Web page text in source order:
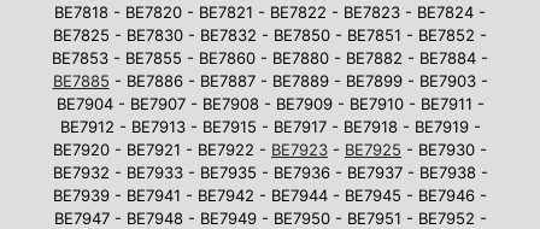
BE7818 - BE7820 - BE7821 - BE7822 - BE7823 - BE7824 -
BE7825 - BE7830 - BE7832 - BE7850 - BE7851 - BE7852 -
BE7853 - BE7855 - BE7860 - BE7880 - BE7882 - BE7884 -
BE7885 - BE7886 - BE7887 - BE7889 - BE7899 - BE7903 -
BE7904 - BE7907 - BE7908 - BE7909 - BE7910 - BE7911 -
BE7912 - BE7913 - BE7915 - BE7917 - BE7918 - BE7919 -
BE7920 - BE7921 - BE7922 - BE7923 - BE7925 - BE7930 -
BE7932 - BE7933 - BE7935 - BE7936 - BE7937 - BE7938 -
BE7939 - BE7941 - BE7942 - BE7944 - BE7945 - BE7946 -
BE7947 - BE7948 - BE7949 - BE7950 - BE7951 - BE7952 -